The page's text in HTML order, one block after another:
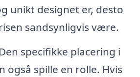
unikt designet er, desto
sandsynligvis være.
Den specifikke placering i
også spille en rolle. Hvis